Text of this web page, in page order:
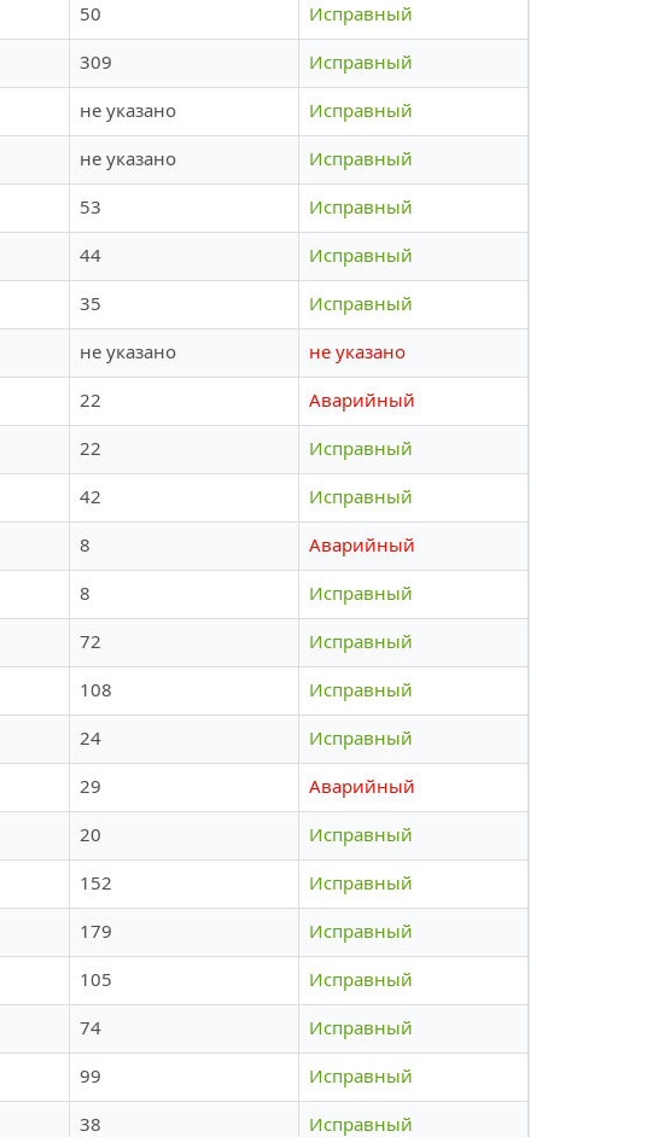
50
Исправный
309
Исправный
не указано
Исправный
не указано
Исправный
53
Исправный
44
Исправный
35
Исправный
не указано
не указано
22
Аварийный
22
Исправный
42
Исправный
8
Аварийный
8
Исправный
72
Исправный
108
Исправный
24
Исправный
29
Аварийный
20
Исправный
152
Исправный
179
Исправный
105
Исправный
74
Исправный
99
Исправный
38
Исправный